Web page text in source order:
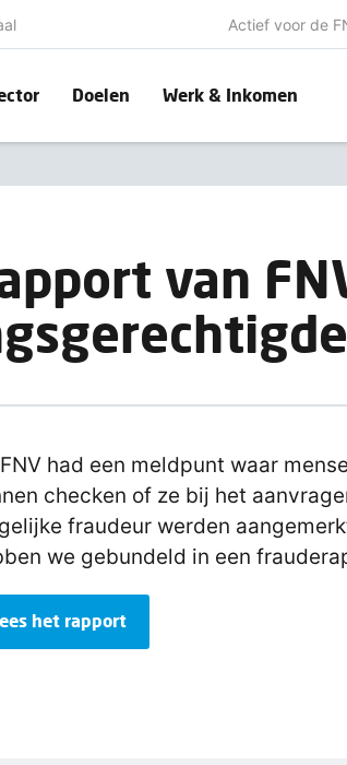
Actief voor de
Doelen Werk & Inkomen
van
had een meldpunt waar
checken of ze bij het
fraudeur werden
we gebundeld in een
het rapport